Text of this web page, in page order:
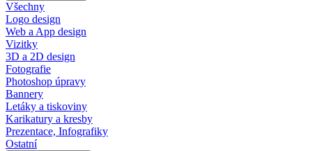
Všechny
Logo design
Web a App design
Vizitky
3D a 2D design
Fotografie
Photoshop úpravy
Bannery
Letáky a tiskoviny
Karikatury a kresby
Prezentace, Infografiky
Ostatní